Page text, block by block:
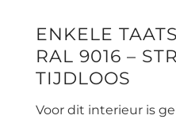
ENKELE
RAL 9016 –
TIJDLOOS
Voor dit interieur is